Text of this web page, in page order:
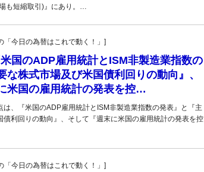
も短縮取引)』にあり。…
今日の為替はこれで動く！」]
国のADP雇用統計とISM非製造業指数の
な株式市場及び米国債利回りの動向』、
米国の雇用統計の発表を控…
は、『米国のADP雇用統計とISM非製造業指数の発表』と『主
債利回りの動向』、そして『週末に米国の雇用統計の発表を控
今日の為替はこれで動く！」]